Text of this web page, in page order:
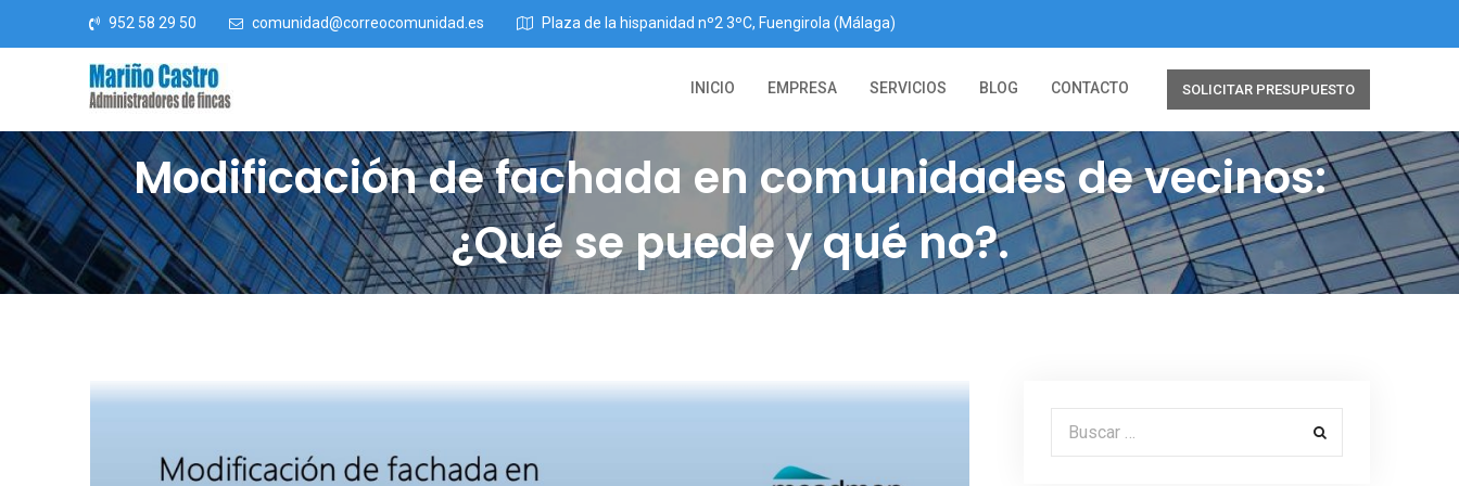
Saltar al contenido952 58 29 50 comunidad@correocomunidad.es Plaza de la hispanidad nº2 3ºC, Fuengirola (Málaga)
SOLICITAR PRESUPUESTO
INICIO EMPRESA SERVICIOS BLOG CONTACTO
Modificación de fachada en comunidades de vecinos:
¿Qué se puede y qué no?.
Buscar por: